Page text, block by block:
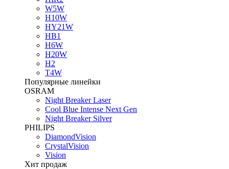
W5W
H10W
HY21W
HB1
H6W
H20W
H2
T4W
Популярные линейки
OSRAM
Night Breaker Laser
Cool Blue Intense Next Gen
Night Breaker Silver
PHILIPS
DiamondVision
CrystalVision
Vision
Хит продаж